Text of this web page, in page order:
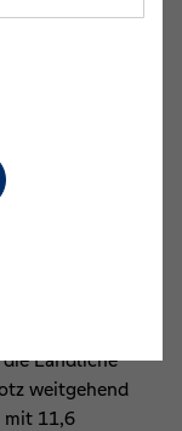
für 2024 mit
(dBS)
des Vorjahres
in erster Linie
dürften die
Vergleich aber
Schwengels:
der
ist.“
Ländliche
weitgehend
mit 11,6